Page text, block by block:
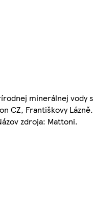
minerálnej vody
CZ, Františkovy Lázně.
zdroja: Mattoni.